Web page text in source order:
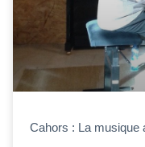
Cahors : La musique